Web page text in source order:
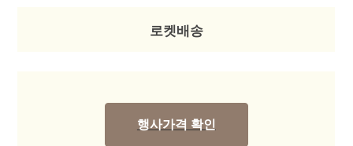
로켓배송
행사가격 확인